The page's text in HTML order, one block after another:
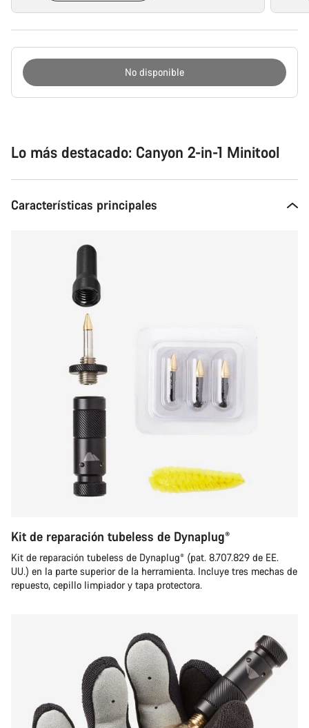
Configuración
del
producto
No disponible
Lo más destacado: Canyon 2-in-1 Minitool
Características principales
Kit de reparación tubeless de Dynaplug®
Kit de reparación tubeless de Dynaplug® (pat. 8.707.829 de EE.
UU.) en la parte superior de la herramienta. Incluye tres mechas de
repuesto, cepillo limpiador y tapa protectora.